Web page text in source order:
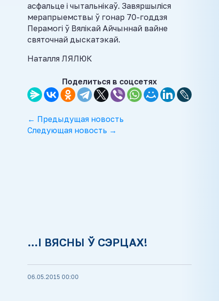
асфальце і чытальнікаў. Завяршыліся
мерапрыемствы ў гонар 70-годдзя
Перамогі ў Вялікай Айчыннай вайне
святочнай дыскатэкай.
Наталля ЛЯЛЮК
Поделиться в соцсетях
← Предыдущая новость
Следующая новость →
…І ВЯСНЫ Ў СЭРЦАХ!
06.05.2015 00:00